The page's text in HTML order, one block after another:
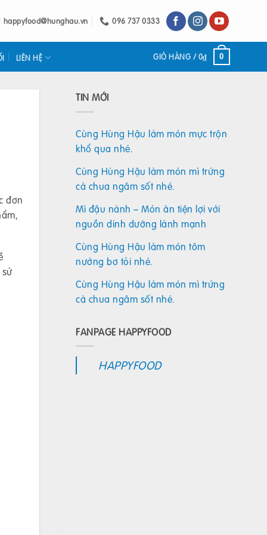
happyfood@hunghau.vn 096 737 0333
LIÊN HỆ GIỎ HÀNG /0₫ 0
đơn
TIN MỚI
Cùng Hùng Hậu làm món mực trộn
khổ qua nhé.
Cùng Hùng Hậu làm món mì trứng
cà chua ngâm sốt nhé.
Mì đậu nành – Món ăn tiện lợi với
nguồn dinh dưỡng lành mạnh
Cùng Hùng Hậu làm món tôm
nướng bơ tỏi nhé.
Cùng Hùng Hậu làm món mì trứng
cà chua ngâm sốt nhé.
FANPAGE HAPPYFOOD
HAPPYFOOD